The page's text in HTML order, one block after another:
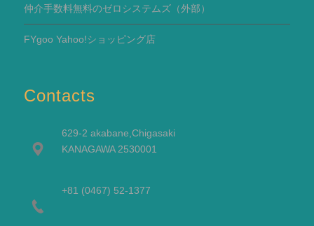
仲介手数料無料のゼロシステムズ（外部）
FYgoo Yahoo!ショッピング店
Contacts
629-2 akabane,Chigasaki
KANAGAWA 2530001
+81 (0467) 52-1377